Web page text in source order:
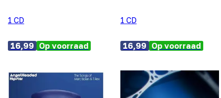
1 CD
16,99 Op voorraad
1 CD
16,99 Op voorraad